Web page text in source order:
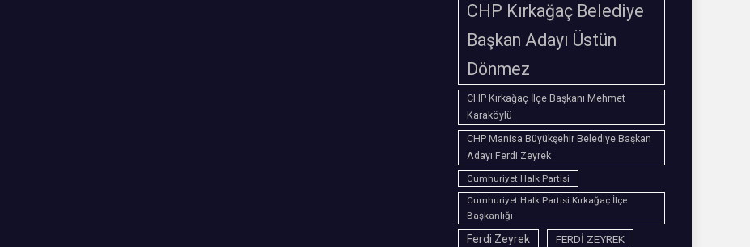
CHP Kırkağaç Belediye
Başkan Adayı Üstün
Dönmez
CHP Kırkağaç İlçe Başkanı Mehmet
Karaköylü
CHP Manisa Büyükşehir Belediye Başkan
Adayı Ferdi Zeyrek
Cumhuriyet Halk Partisi
Cumhuriyet Halk Partisi Kırkağaç İlçe
Başkanlığı
Ferdi Zeyrek FERDİ ZEYREK